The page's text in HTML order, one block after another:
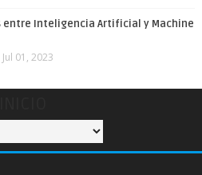
entre Inteligencia Artificial y Machine
Jul 01, 2023